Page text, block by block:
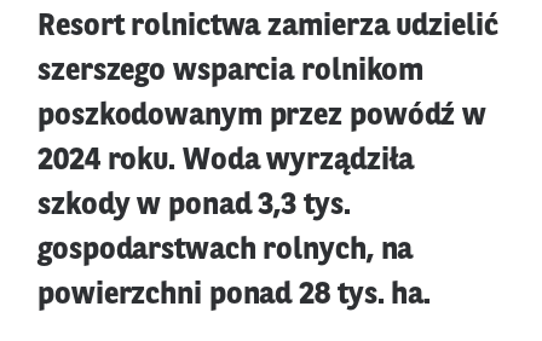
Resort rolnictwa zamierza udzielić
szerszego wsparcia rolnikom
poszkodowanym przez powódź w
2024 roku. Woda wyrządziła
szkody w ponad 3,3 tys.
gospodarstwach rolnych, na
powierzchni ponad 28 tys. ha.